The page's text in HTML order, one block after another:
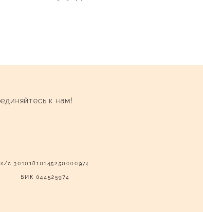
к нам!
к/с 30101810145250000974
БИК 044525974